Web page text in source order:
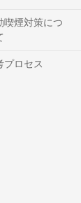
喫煙対策につ
プロセス